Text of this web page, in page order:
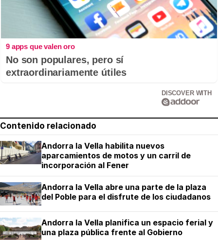
9 apps que valen oro
No son populares, pero sí
extraordinariamente útiles
DISCOVER WITH
Contenido relacionado
Andorra la Vella habilita nuevos
aparcamientos de motos y un carril de
incorporación al Fener
Andorra la Vella abre una parte de la plaza
del Poble para el disfrute de los ciudadanos
Andorra la Vella planifica un espacio ferial y
una plaza pública frente al Gobierno